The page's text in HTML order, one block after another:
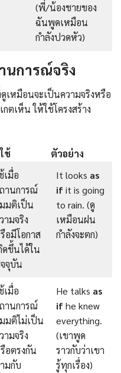
(พี่/น้องชายของ
ฉันพูดเหมือน
กำลังปวดหัว)
นการณ์จริง
เหมือนจะเป็นความจริงหรือ
ตเห็น ให้ใช้โครงสร้าง
ช้
ตัวอย่าง
เมื่อ
านการณ์
มติเป็น
ามจริง
อมีโอกาส
ดขึ้นได้ใน
จุบัน
It looks as
ifit is going
to rain. (ดู
เหมือนฝน
กำลังจะตก)
เมื่อ
านการณ์
มติไม่เป็น
ามจริง
อตรงกัน
มกับ
He talks as
ifhe knew
everything.
(เขาพูด
ราวกับว่าเขา
รู้ทุกเรื่อง)